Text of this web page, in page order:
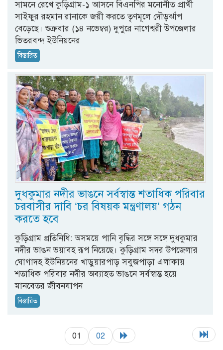
সামনে রেখে কুড়িগ্রাম-১ আসনে বিএনপির মনোনীত প্রার্থী
সাইফুর রহমান রানাকে জয়ী করতে তৃণমূলে দৌড়ঝাঁপ
বেড়েছে। শুক্রবার (১৪ নভেম্বর) দুপুরে নাগেশ্বরী উপজেলার
ভিতরবন্দ ইউনিয়নের
বিস্তারিত
দুধকুমার নদীর ভাঙনে সর্বস্বান্ত শতাধিক পরিবার
চরবাসীর দাবি ‘চর বিষয়ক মন্ত্রণালয়’ গঠন
করতে হবে
কুড়িগ্রাম প্রতিনিধি: অসময়ে পানি বৃদ্ধির সঙ্গে সঙ্গে দুধকুমার
নদীর ভাঙন ভয়াবহ রূপ নিয়েছে। কুড়িগ্রাম সদর উপজেলার
ঘোগাদহ ইউনিয়নের খাড়ুয়ারপাড় সবুজপাড়া এলাকায়
শতাধিক পরিবার নদীর অব্যাহত ভাঙনে সর্বস্বান্ত হয়ে
মানবেতর জীবনযাপন
বিস্তারিত
01 02